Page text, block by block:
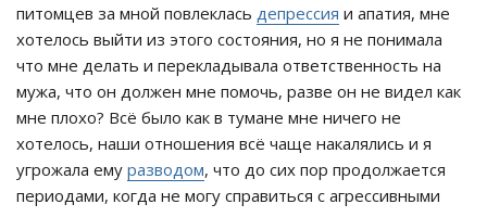
питомцев за мной повлеклась депрессия и апатия, мне
хотелось выйти из этого состояния, но я не понимала
что мне делать и перекладывала ответственность на
мужа, что он должен мне помочь, разве он не видел как
мне плохо? Всё было как в тумане мне ничего не
хотелось, наши отношения всё чаще накалялись и я
угрожала ему разводом, что до сих пор продолжается
периодами, когда не могу справиться с агрессивными